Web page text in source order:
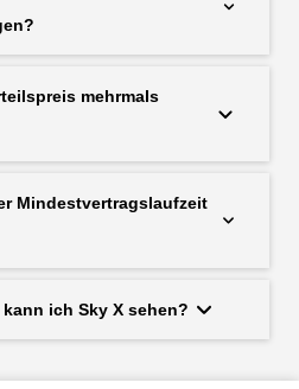
mehrmals
Mindestvertragslaufzeit
ich Sky X sehen?